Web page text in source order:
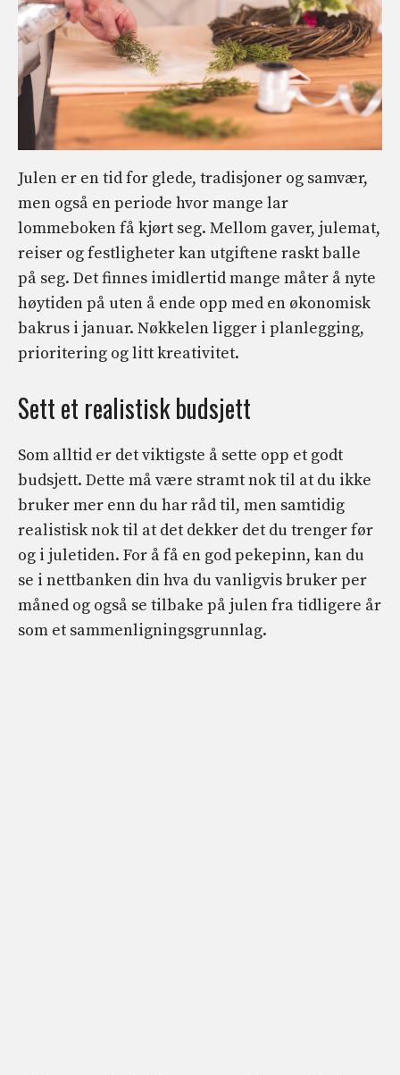
Julen er en tid for glede, tradisjoner og samvær,
men også en periode hvor mange lar
lommeboken få kjørt seg. Mellom gaver, julemat,
reiser og festligheter kan utgiftene raskt balle
på seg. Det finnes imidlertid mange måter å nyte
høytiden på uten å ende opp med en økonomisk
bakrus i januar. Nøkkelen ligger i planlegging,
prioritering og litt kreativitet.
Sett et realistisk budsjett
Som alltid er det viktigste å sette opp et godt
budsjett. Dette må være stramt nok til at du ikke
bruker mer enn du har råd til, men samtidig
realistisk nok til at det dekker det du trenger før
og i juletiden. For å få en god pekepinn, kan du
se i nettbanken din hva du vanligvis bruker per
måned og også se tilbake på julen fra tidligere år
som et sammenligningsgrunnlag.